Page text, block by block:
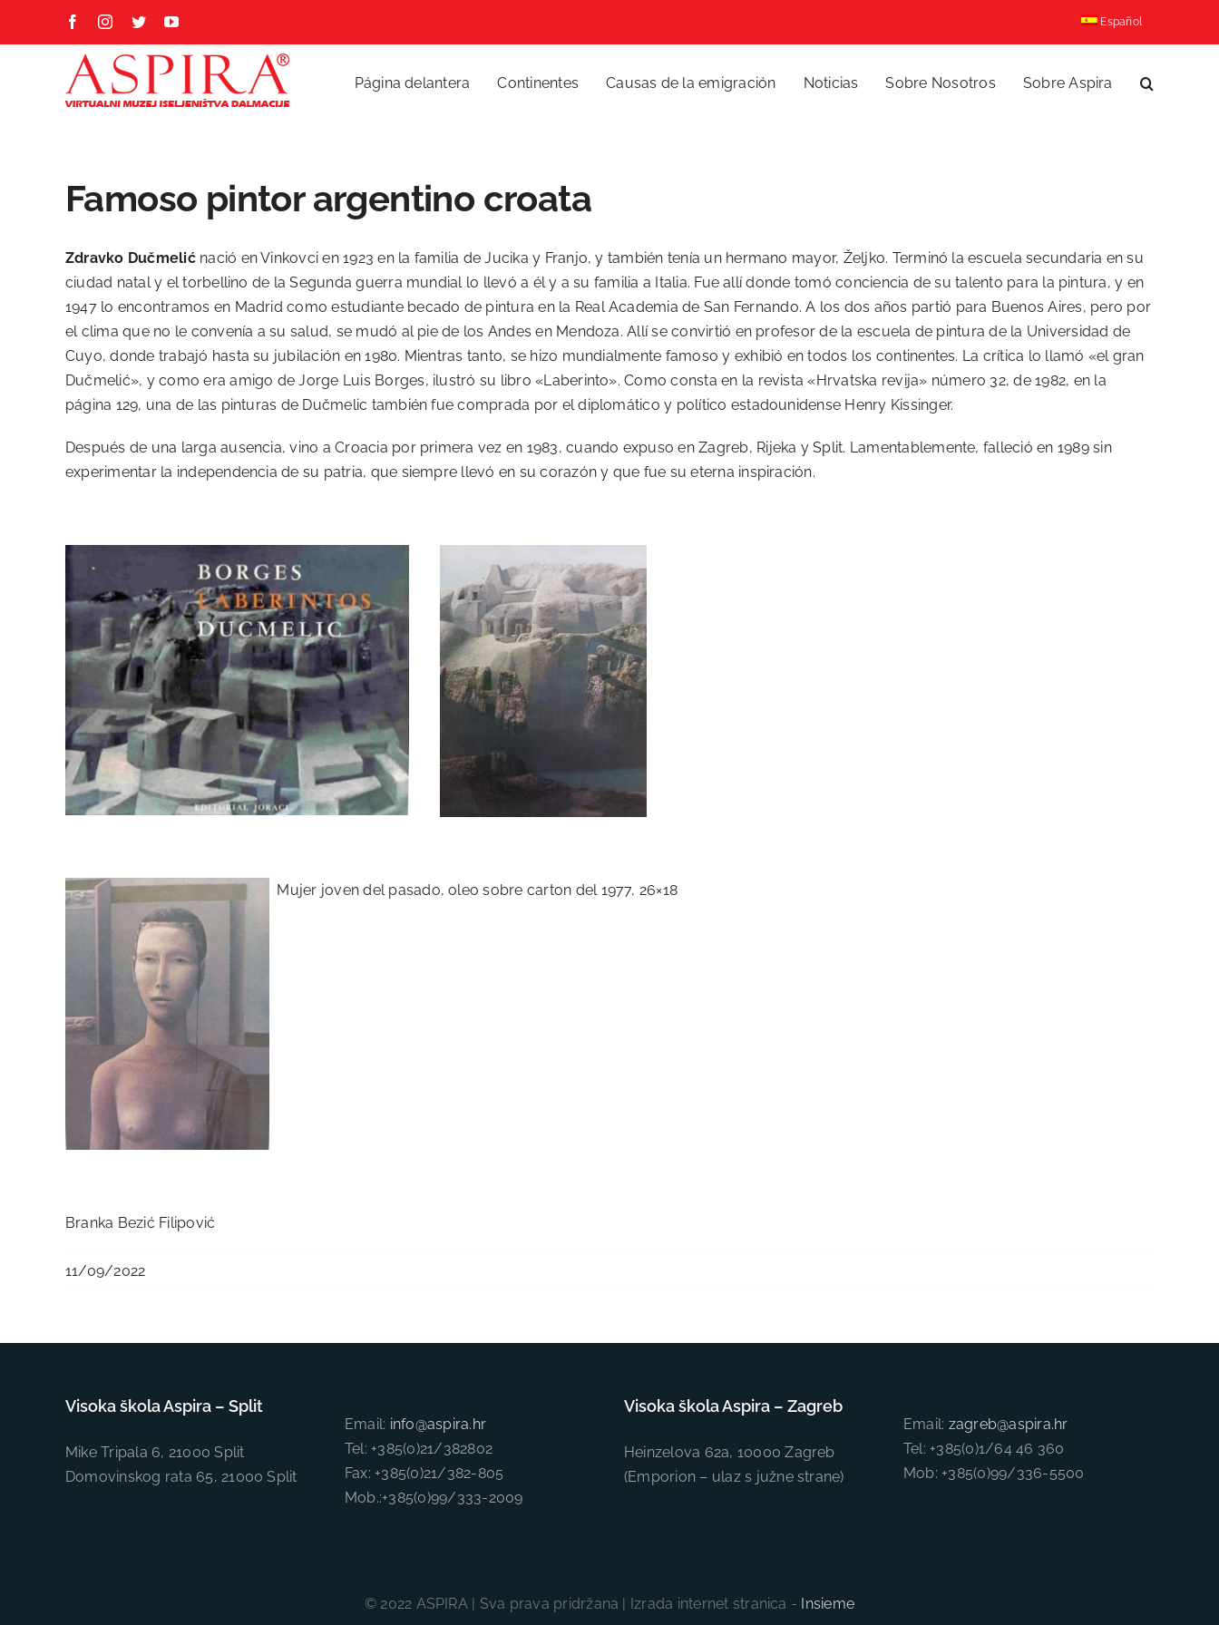
FacebookInstagram
TwitterYouTube Español
Página delantera Continentes Causas de la emigración Noticias Sobre Nosotros Sobre Aspira
Famoso pintor argentino croata
Zdravko Dučmelićnació en Vinkovci en 1923 en la familia de Jucika y Franjo, y también tenía un hermano mayor, Željko. Terminó la escuela secundaria en su
ciudad natal y el torbellino de la Segunda guerra mundial lo llevó a él y a su familia a Italia. Fue allí donde tomó conciencia de su talento para la pintura, y en
1947 lo encontramos en Madrid como estudiante becado de pintura en la Real Academia de San Fernando. A los dos años partió para Buenos Aires, pero por
el clima que no le convenía a su salud, se mudó al pie de los Andes en Mendoza. Allí se convirtió en profesor de la escuela de pintura de la Universidad de
Cuyo, donde trabajó hasta su jubilación en 1980. Mientras tanto, se hizo mundialmente famoso y exhibió en todos los continentes. La crítica lo llamó «el gran
Dučmelić», y como era amigo de Jorge Luis Borges, ilustró su libro «Laberinto». Como consta en la revista «Hrvatska revija» número 32, de 1982, en la
página 129, una de las pinturas de Dučmelic también fue comprada por el diplomático y político estadounidense Henry Kissinger.
Después de una larga ausencia, vino a Croacia por primera vez en 1983, cuando expuso en Zagreb, Rijeka y Split. Lamentablemente, falleció en 1989 sin
experimentar la independencia de su patria, que siempre llevó en su corazón y que fue su eterna inspiración.
Mujer joven del pasado, oleo sobre carton del 1977, 26×18
Branka Bezić Filipović
11/09/2022
Visoka škola Aspira – Split
Mike Tripala 6, 21000 Split
Domovinskog rata 65, 21000 Split
Email: info@aspira.hr
Tel: +385(0)21/382802
Fax: +385(0)21/382-805
Mob.:+385(0)99/333-2009
Visoka škola Aspira – Zagreb
Heinzelova 62a, 10000 Zagreb
(Emporion – ulaz s južne strane)
Email: zagreb@aspira.hr
Tel: +385(0)1/64 46 360
Mob: +385(0)99/336-5500
© 2022 ASPIRA | Sva prava pridržana | Izrada internet stranica - Insieme